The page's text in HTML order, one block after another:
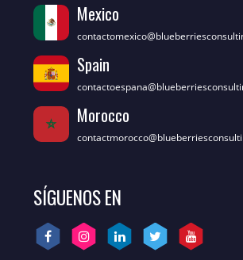
Mexico
Spain
Morocco
SÍGUENOS EN